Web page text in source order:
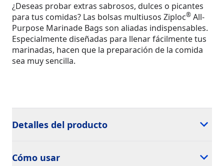
¿Deseas probar extras sabrosos, dulces o picantes
para tus comidas? Las bolsas multiusos Ziploc® All-
Purpose Marinade Bags son aliadas indispensables.
Especialmente diseñadas para llenar fácilmente tus
marinadas, hacen que la preparación de la comida
sea muy sencilla.
Detalles del producto
Cómo usar